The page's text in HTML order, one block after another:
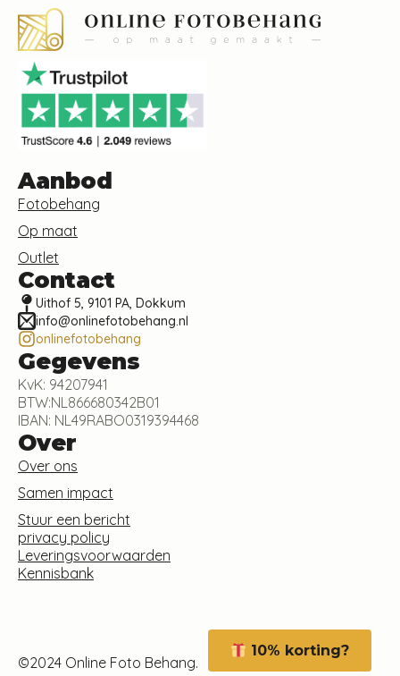
10% korting?
Aanbod
Fotobehang
Op maat
Outlet
Contact
Uithof 5, 9101 PA, Dokkum
info@onlinefotobehang.nl
onlinefotobehang
Gegevens
KvK: 94207941
BTW:NL866680342B01
IBAN: NL49RABO0319394468
Over
Over ons
Samen impact
Stuur een bericht
privacy policy
Leveringsvoorwaarden
Kennisbank
©2024 Online Foto Behang.